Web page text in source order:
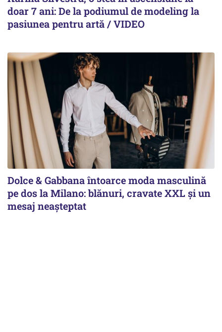
doar 7 ani: De la podiumul de modeling la
pasiunea pentru artă / VIDEO
Dolce & Gabbana întoarce moda masculină
pe dos la Milano: blănuri, cravate XXL și un
mesaj neașteptat